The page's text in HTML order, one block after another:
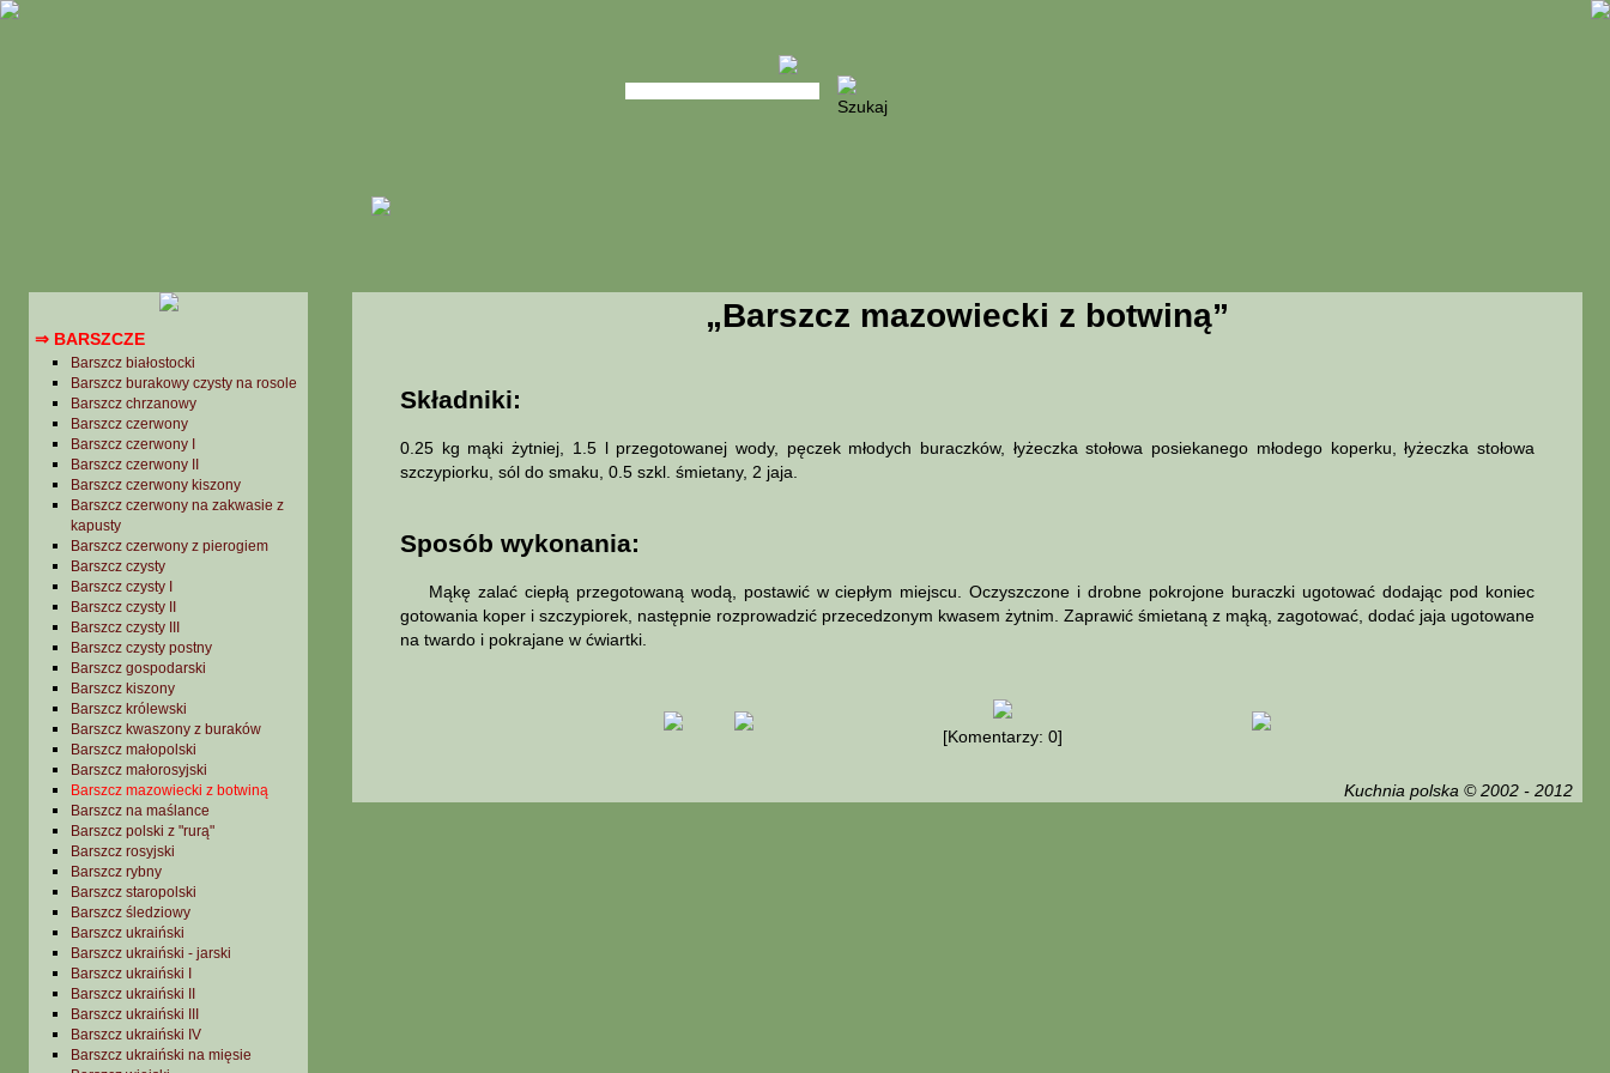
Święta
⇒ BARSZCZE
Barszcz białostocki
Barszcz burakowy czysty na rosole
Barszcz chrzanowy
Barszcz czerwony
Barszcz czerwony I
Barszcz czerwony II
Barszcz czerwony kiszony
Barszcz czerwony na zakwasie z
kapusty
Barszcz czerwony z pierogiem
Barszcz czysty
Barszcz czysty I
Barszcz czysty II
Barszcz czysty III
Barszcz czysty postny
Barszcz gospodarski
Barszcz kiszony
Barszcz królewski
Barszcz kwaszony z buraków
Barszcz małopolski
Barszcz małorosyjski
Barszcz mazowiecki z botwiną
Barszcz na maślance
Barszcz polski z "rurą"
Barszcz rosyjski
Barszcz rybny
Barszcz staropolski
Barszcz śledziowy
Barszcz ukraiński
Barszcz ukraiński - jarski
Barszcz ukraiński I
Barszcz ukraiński II
Barszcz ukraiński III
Barszcz ukraiński IV
Barszcz ukraiński na mięsie
„Barszcz mazowiecki z botwiną”
Składniki:
0.25 kg mąki żytniej, 1.5 l przegotowanej wody, pęczek młodych buraczków, łyżeczka stołowa posiekanego młodego koperku, łyżeczka stołowa
szczypiorku, sól do smaku, 0.5 szkl. śmietany, 2 jaja.
Sposób wykonania:
Mąkę zalać ciepłą przegotowaną wodą, postawić w ciepłym miejscu. Oczyszczone i drobne pokrojone buraczki ugotować dodając pod koniec
gotowania koper i szczypiorek, następnie rozprowadzić przecedzonym kwasem żytnim. Zaprawić śmietaną z mąką, zagotować, dodać jaja ugotowane
na twardo i pokrajane w ćwiartki.
[Komentarzy: 0]
Kuchnia polska © 2002 - 2012